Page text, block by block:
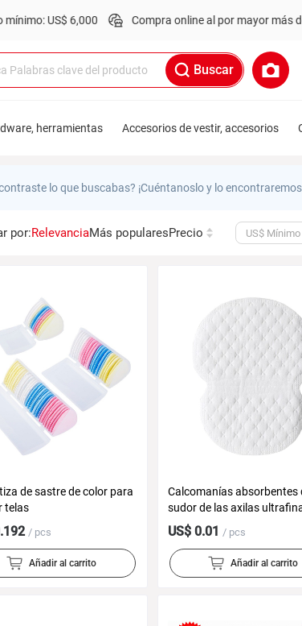
US$ 6,000 Compra online al por mayor más de1
Buscar
herramientas Accesorios de vestir, accesorios
lo que buscabas? ¡Cuéntanoslo y lo
por:RelevanciaMás popularesPrecio
de sastre de color para
telas
/ pcs
Añadir al carrito
Calcomanías absorbentes
sudor de las axilas
Transpirable Calcomanías
absorbentes del sudor de
axilas desechables
absorbente del sudor de
US$ 0.01 / pcs
Añadir al carrito